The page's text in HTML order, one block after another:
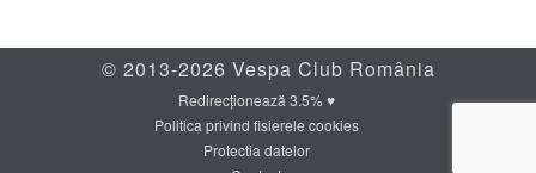
© 2013-2026 Vespa Club România
Redirecționează 3.5% ♥
Politica privind fisierele cookies
Protectia datelor